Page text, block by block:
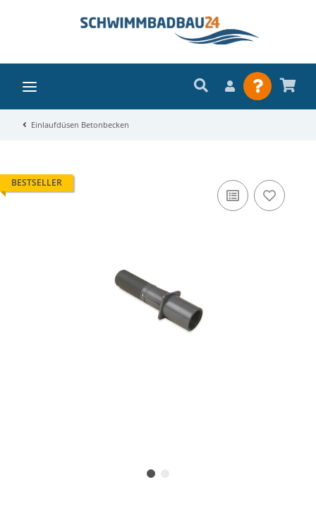
Einlaufdüsen Betonbecken
BESTSELLER